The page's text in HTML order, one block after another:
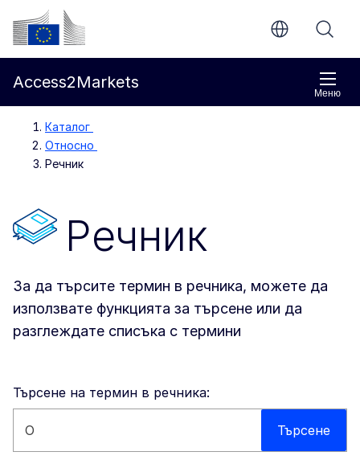
Направо към основното съдържание
Европейска комисия
Меню
Access2Markets
Каталог
Относно
Речник
Речник
За да търсите термин в речника, можете да
използвате функцията за търсене или да
разглеждате списъка с термини
Търсене на термин в речника:
Търсене в този уебсайт Търсене